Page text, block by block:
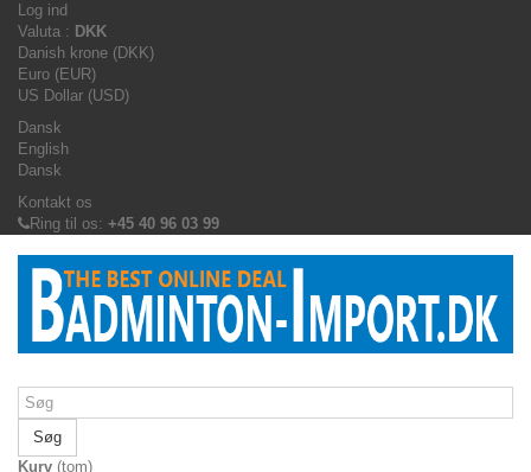
Log ind
Valuta : DKK
Danish krone (DKK)
Euro (EUR)
US Dollar (USD)
Dansk
English
Dansk
Kontakt os
Ring til os: +45 40 96 03 99
Søg
Kurv (tom)